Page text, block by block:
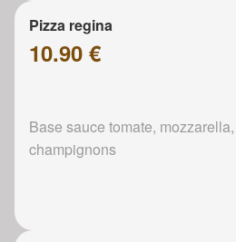
Pizza regina
10.90 €
Base sauce tomate,
champignons